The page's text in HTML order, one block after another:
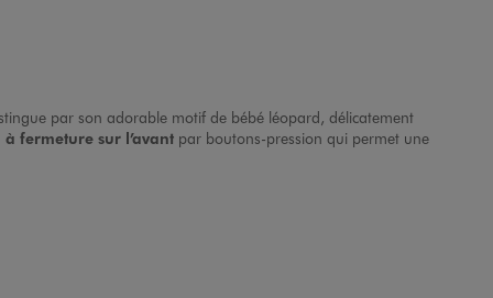
par son adorable motif de bébé léopard, délicatement
fermeture sur l’avant par boutons-pression qui permet une